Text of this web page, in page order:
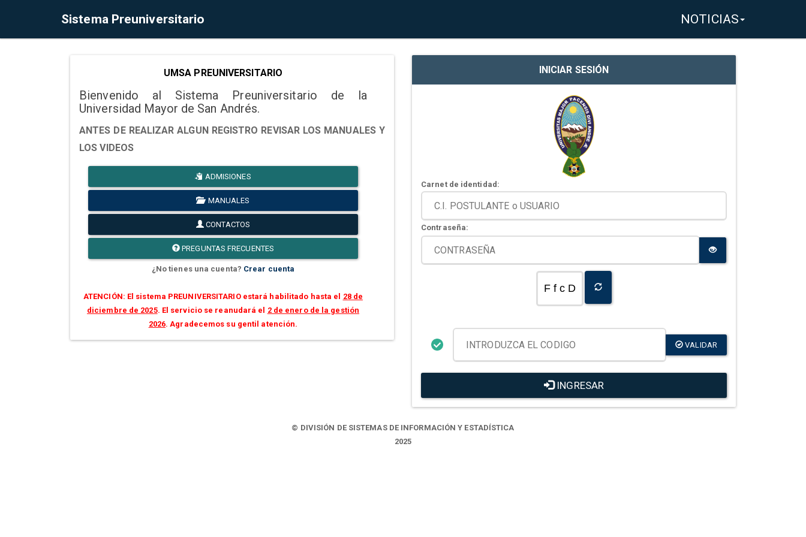
Sistema Preuniversitario NOTICIAS
UMSA PREUNIVERSITARIO
Bienvenido al Sistema Preuniversitario de la
Universidad Mayor de San Andrés.
ANTES DE REALIZAR ALGUN REGISTRO REVISAR LOS MANUALES Y
LOS VIDEOS
ADMISIONES
MANUALES
CONTACTOS
PREGUNTAS FRECUENTES
¿No tienes una cuenta? Crear cuenta
ATENCIÓN: El sistema PREUNIVERSITARIO estará habilitado hasta el 28 de
diciembre de 2025. El servicio se reanudará el 2 de enero de la gestión
2026. Agradecemos su gentil atención.
INICIAR SESIÓN
Carnet de identidad:
Contraseña:
F f c D
VALIDAR
INGRESAR
© DIVISIÓN DE SISTEMAS DE INFORMACIÓN Y ESTADÍSTICA
2025